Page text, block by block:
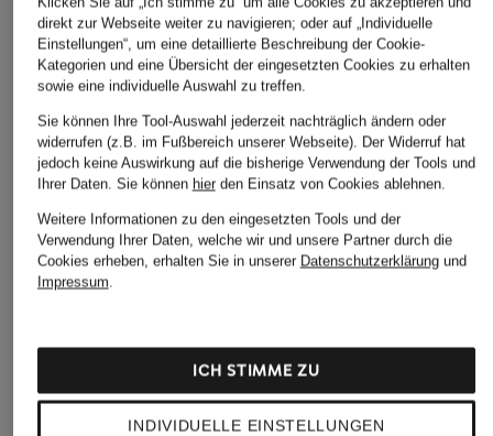
direkt zur Webseite weiter zu navigieren; oder auf „Individuelle
Einstellungen“, um eine detaillierte Beschreibung der Cookie-
Kategorien und eine Übersicht der eingesetzten Cookies zu erhalten
sowie eine individuelle Auswahl zu treffen.
Sie können Ihre Tool-Auswahl jederzeit nachträglich ändern oder
widerrufen (z.B. im Fußbereich unserer Webseite). Der Widerruf hat
jedoch keine Auswirkung auf die bisherige Verwendung der Tools und
Ihrer Daten. Sie können hierden Einsatz von Cookies ablehnen.
Weitere Informationen zu den eingesetzten Tools und der
Verwendung Ihrer Daten, welche wir und unsere Partner durch die
Cookies erheben, erhalten Sie in unserer Datenschutzerklärungund
Impressum.
INDIVIDUELLE EINSTELLUNGEN
ICH STIMME ZU